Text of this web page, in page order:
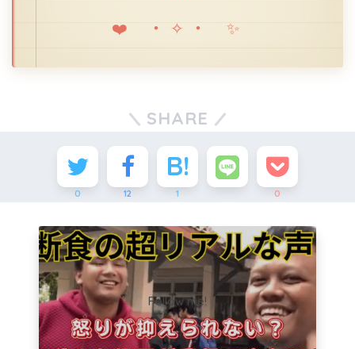
❤️ ・✧・ ✨
SHARE
0 12 1 0
Follow me!